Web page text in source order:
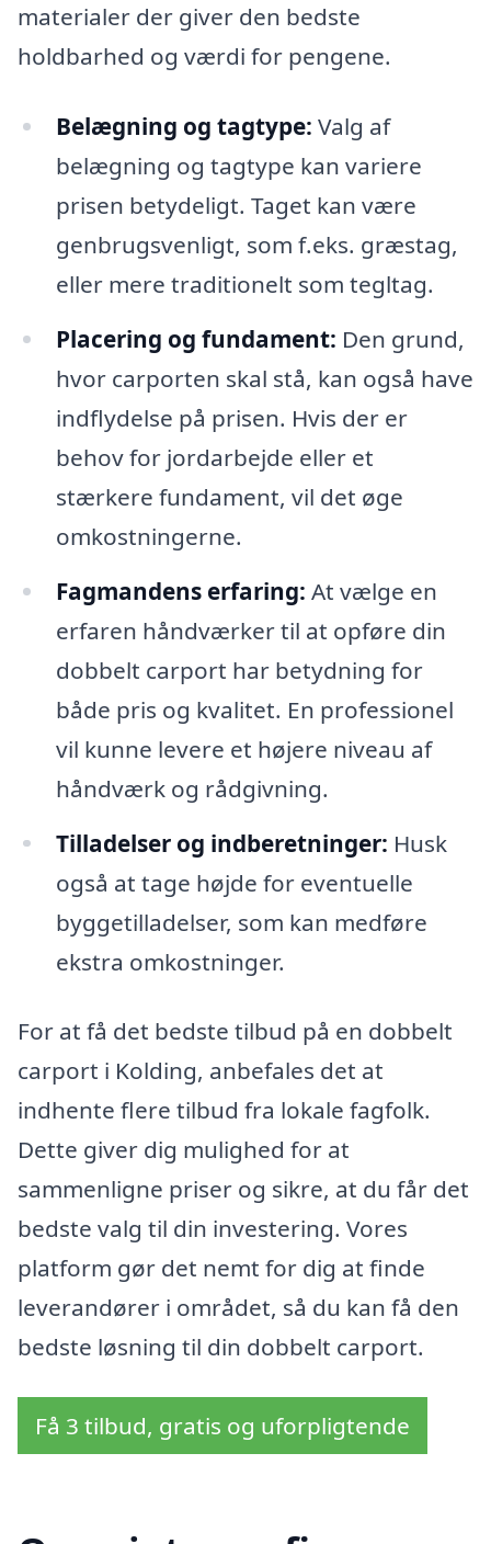
materialer der giver den bedste
holdbarhed og værdi for pengene.
Belægning og tagtype: Valg af
belægning og tagtype kan variere
prisen betydeligt. Taget kan være
genbrugsvenligt, som f.eks. græstag,
eller mere traditionelt som tegltag.
Placering og fundament: Den grund,
hvor carporten skal stå, kan også have
indflydelse på prisen. Hvis der er
behov for jordarbejde eller et
stærkere fundament, vil det øge
omkostningerne.
Fagmandens erfaring: At vælge en
erfaren håndværker til at opføre din
dobbelt carport har betydning for
både pris og kvalitet. En professionel
vil kunne levere et højere niveau af
håndværk og rådgivning.
Tilladelser og indberetninger: Husk
også at tage højde for eventuelle
byggetilladelser, som kan medføre
ekstra omkostninger.
For at få det bedste tilbud på en dobbelt
carport i Kolding, anbefales det at
indhente flere tilbud fra lokale fagfolk.
Dette giver dig mulighed for at
sammenligne priser og sikre, at du får det
bedste valg til din investering. Vores
platform gør det nemt for dig at finde
leverandører i området, så du kan få den
bedste løsning til din dobbelt carport.
Få 3 tilbud, gratis og uforpligtende